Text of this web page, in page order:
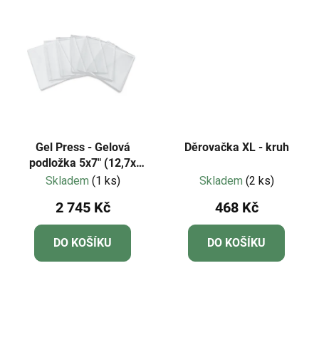
Gel Press - Gelová
podložka 5x7" (12,7x
17,8cm) - sada 6 ks
Skladem (1 ks)
2 745 Kč
DO KOŠÍKU
Děrovačka XL - kruh
Skladem (2 ks)
468 Kč
DO KOŠÍKU